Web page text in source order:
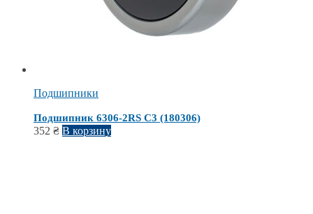
Подшипники
Подшипник 6306-2RS C3 (180306)
352 ₴ В корзину